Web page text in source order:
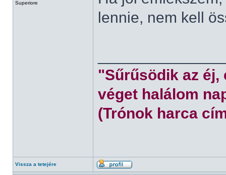
Superiore
lennie, nem kell
"Sűrűsödik az éj,
véget halálom
(Trónok harca
Vissza a tetejére